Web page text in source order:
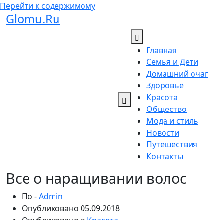
Перейти к содержимому
Glomu.Ru
Главная
Семья и Дети
Домашний очаг
Здоровье
Красота
Общество
Мода и стиль
Новости
Путешествия
Контакты
Все о наращивании волос
По -Admin
Опубликовано 05.09.2018